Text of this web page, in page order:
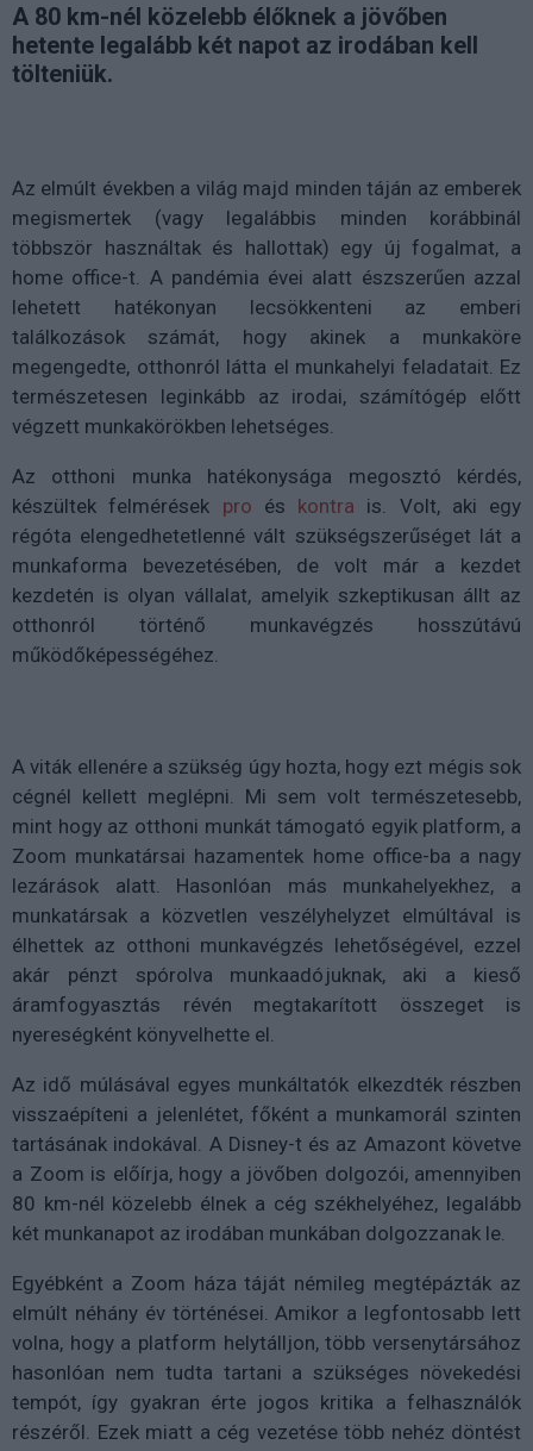
A 80 km-nél közelebb élőknek a jövőben
hetente legalább két napot az irodában kell
tölteniük.
Az elmúlt években a világ majd minden táján az emberek
megismertek (vagy legalábbis minden korábbinál
többször használtak és hallottak) egy új fogalmat, a
home office-t. A pandémia évei alatt észszerűen azzal
lehetett hatékonyan lecsökkenteni az emberi
találkozások számát, hogy akinek a munkaköre
megengedte, otthonról látta el munkahelyi feladatait. Ez
természetesen leginkább az irodai, számítógép előtt
végzett munkakörökben lehetséges.
Az otthoni munka hatékonysága megosztó kérdés,
készültek felmérések pro és kontra is. Volt, aki egy
régóta elengedhetetlenné vált szükségszerűséget lát a
munkaforma bevezetésében, de volt már a kezdet
kezdetén is olyan vállalat, amelyik szkeptikusan állt az
otthonról történő munkavégzés hosszútávú
működőképességéhez.
A viták ellenére a szükség úgy hozta, hogy ezt mégis sok
cégnél kellett meglépni. Mi sem volt természetesebb,
mint hogy az otthoni munkát támogató egyik platform, a
Zoom munkatársai hazamentek home office-ba a nagy
lezárások alatt. Hasonlóan más munkahelyekhez, a
munkatársak a közvetlen veszélyhelyzet elmúltával is
élhettek az otthoni munkavégzés lehetőségével, ezzel
akár pénzt spórolva munkaadójuknak, aki a kieső
áramfogyasztás révén megtakarított összeget is
nyereségként könyvelhette el.
Az idő múlásával egyes munkáltatók elkezdték részben
visszaépíteni a jelenlétet, főként a munkamorál szinten
tartásának indokával. A Disney-t és az Amazont követve
a Zoom is előírja, hogy a jövőben dolgozói, amennyiben
80 km-nél közelebb élnek a cég székhelyéhez, legalább
két munkanapot az irodában munkában dolgozzanak le.
Egyébként a Zoom háza táját némileg megtépázták az
elmúlt néhány év történései. Amikor a legfontosabb lett
volna, hogy a platform helytálljon, több versenytársához
hasonlóan nem tudta tartani a szükséges növekedési
tempót, így gyakran érte jogos kritika a felhasználók
részéről. Ezek miatt a cég vezetése több nehéz döntést